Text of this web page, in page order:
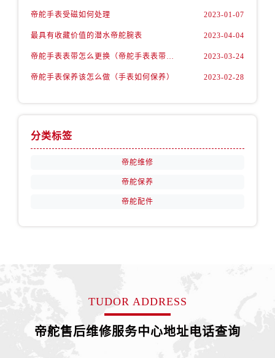
天津市和平区赤峰道136号天津国际金融中心26层2603室帝舵售后服务中心（需提前预约）
安徽省阜阳市颍州区颍州北路帝舵售后服务中心（需提前预约）
帝舵手表受磁如何处理 2023-01-07
最具有收藏价值的潜水帝舵腕表 2023-04-04
帝舵手表表带怎么更换（帝舵手表表带如何更换) 2023-03-24
帝舵手表保养该怎么做（手表如何保养） 2023-02-28
分类标签
帝舵维修
帝舵保养
帝舵配件
TUDOR ADDRESS
帝舵售后维修服务中心地址电话查询